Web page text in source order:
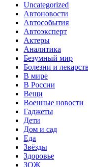
Uncategorized
Автоновости
Автособытия
Автоэксперт
Актеры
Аналитика
Безумный мир
Болезни и
В мире
В России
Вещи
Военные новости
Гаджеты
Дети
Дом и сад
Еда
Звёзды
Здоровье
ЗОЖ